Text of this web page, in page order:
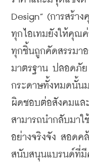
Design” (การสร้า
ทุกไอเทมยังให้คุณ
ทุกชิ้นถูกคัดสรรมา
มาตรฐาน ปลอดภัย
กระดาษทั้งหมดนั้น
ผิดชอบต่อสังคมแล
สามารถนำกลับมา
อย่างจริงจัง สอดค
สนับสนุนแบรนด์ที่มี